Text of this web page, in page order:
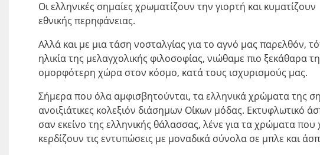
Οι ελληνικές σημαίες χρωματίζουν την γιορτή και
εθνικής περηφάνειας.
Αλλά και με μια τάση νοσταλγίας για το αγνό μας παρελθόν,
ηλικία της μελαγχολικής φιλοσοφίας, νιώθαμε πιο ξεκάθαρα
ομορφότερη χώρα στον κόσμο, κατά τους ισχυρισμούς μας.
Σήμερα που όλα αμφισβητούνται, τα ελληνικά χρώματα της
ανοιξιάτικες κολεξιόν διάσημων Οίκων μόδας. Εκτυφλωτικό
σαν εκείνο της ελληνικής θάλασσας, λένε για τα χρώματα που
κερδίζουν τις εντυπώσεις με μοναδικά σύνολα σε μπλε και